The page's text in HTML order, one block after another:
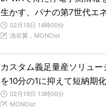
生かす、パナの第7世代エ
02月19日 14時00分
池谷翼，MONOist
カスタム義足量産ソリュ
を10分の1に抑えて短納期
02月19日 13時00分
MONOist